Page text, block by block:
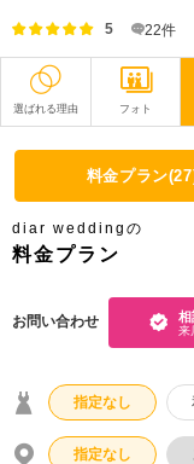
5 22件
選ばれる理由 フォト
撮影レポート
衣装
オプション
アクセス/TEL
こだわりポイント
料金プラン
diar weddingの
料金プラン
お問い合わせ 相
来
指定なし
指定なし